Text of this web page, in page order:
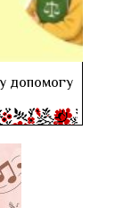
допомогу